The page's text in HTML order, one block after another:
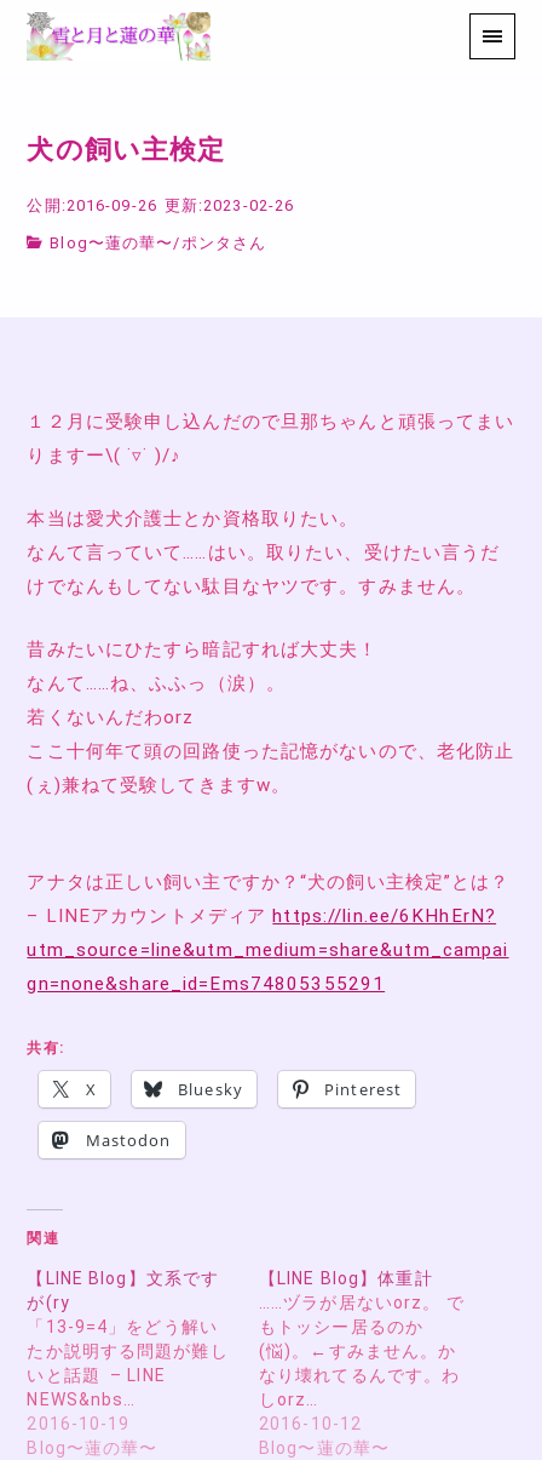
犬の飼い主検定
公開:2016-09-26 更新:2023-02-26
Blog〜蓮の華〜 / ポンタさん
１２月に受験申し込んだので旦那ちゃんと頑張ってまい
りますー\( ˙▿︎˙ )/♪
本当は愛犬介護士とか資格取りたい。
なんて言っていて……はい。取りたい、受けたい言うだ
けでなんもしてない駄目なヤツです。すみません。
昔みたいにひたすら暗記すれば大丈夫！
なんて……ね、ふふっ（涙）。
若くないんだわorz
ここ十何年て頭の回路使った記憶がないので、老化防止
(ぇ)兼ねて受験してきますw。
アナタは正しい飼い主ですか？“犬の飼い主検定”とは？
– LINEアカウントメディアhttps://lin.ee/6KHhErN?
utm_source=line&utm_medium=share&utm_campai
gn=none&share_id=Ems74805355291
共有:
X Bluesky Pinterest
Mastodon
関連
【LINE Blog】文系です
が(ry
「13-9=4」をどう解い
たか説明する問題が難し
いと話題 – LINE
NEWS&nbs…
2016-10-19
Blog〜蓮の華〜
【LINE Blog】体重計
……ヅラが居ないorz。 で
もトッシー居るのか
(悩)。←すみません。か
なり壊れてるんです。わ
しorz…
2016-10-12
Blog〜蓮の華〜